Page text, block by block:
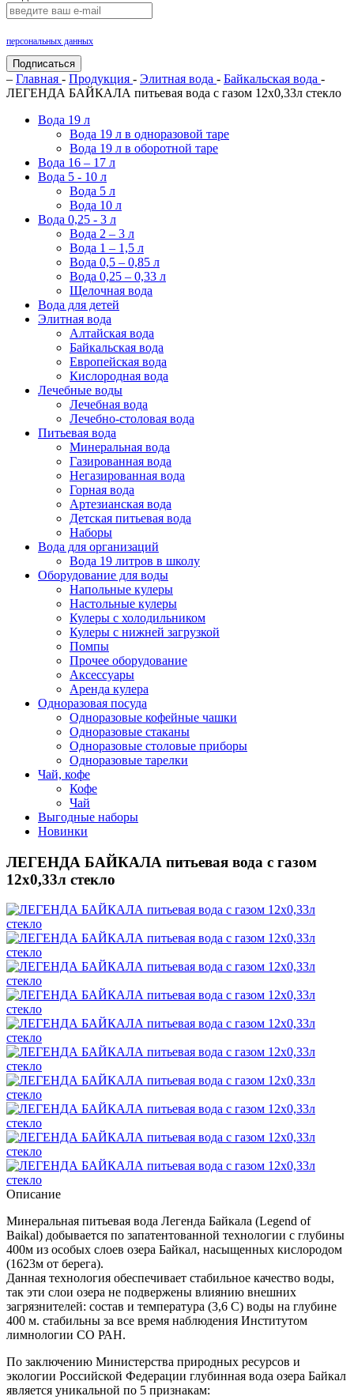
персональных данных
Подписаться
– Главная - Продукция - Элитная вода - Байкальская вода -
ЛЕГЕНДА БАЙКАЛА питьевая вода с газом 12х0,33л стекло
Вода 19 л
Вода 19 л в одноразовой таре
Вода 19 л в оборотной таре
Вода 16 – 17 л
Вода 5 - 10 л
Вода 5 л
Вода 10 л
Вода 0,25 - 3 л
Вода 2 – 3 л
Вода 1 – 1,5 л
Вода 0,5 – 0,85 л
Вода 0,25 – 0,33 л
Щелочная вода
Вода для детей
Элитная вода
Алтайская вода
Байкальская вода
Европейская вода
Кислородная вода
Лечебные воды
Лечебная вода
Лечебно-столовая вода
Питьевая вода
Минеральная вода
Газированная вода
Негазированная вода
Горная вода
Артезианская вода
Детская питьевая вода
Наборы
Вода для организаций
Вода 19 литров в школу
Оборудование для воды
Напольные кулеры
Настольные кулеры
Кулеры с холодильником
Кулеры с нижней загрузкой
Помпы
Прочее оборудование
Аксессуары
Аренда кулера
Одноразовая посуда
Одноразовые кофейные чашки
Одноразовые стаканы
Одноразовые столовые приборы
Одноразовые тарелки
Чай, кофе
Кофе
Чай
Выгодные наборы
Новинки
ЛЕГЕНДА БАЙКАЛА питьевая вода с газом
12х0,33л стекло
Описание
Минеральная питьевая вода Легенда Байкала (Legend of
Baikal) добывается по запатентованной технологии с глубины
400м из особых слоев озера Байкал, насыщенных кислородом
(1623м от берега).
Данная технология обеспечивает стабильное качество воды,
так эти слои озера не подвержены влиянию внешних
загрязнителей: состав и температура (3,6 С) воды на глубине
400 м. стабильны за все время наблюдения Институтом
лимнологии СО РАН.
По заключению Министерства природных ресурсов и
экологии Российской Федерации глубинная вода озера Байкал
является уникальной по 5 признакам: